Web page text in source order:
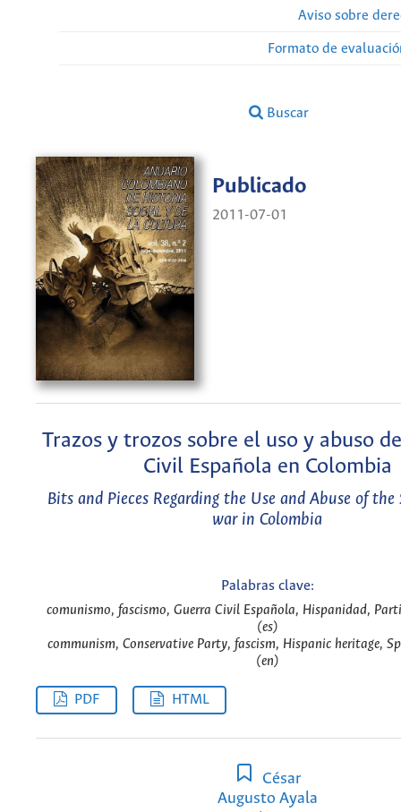
Aviso sobre
Formato de
Buscar
Publicado
2011-07-01
Trazos y trozos sobre el uso y abuso
Civil Española en Colombia
Bits and Pieces Regarding the Use and Abuse of
war in Colombia
Palabras clave:
comunismo, fascismo, Guerra Civil Española, Hispanidad,
(es)
communism, Conservative Party, fascism, Hispanic heritage,
(en)
PDF HTML
César
Augusto Ayala